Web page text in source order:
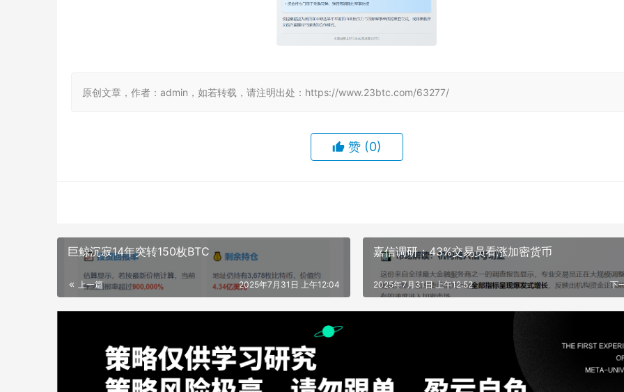
原创文章，作者：admin，如若转载，请注明出处：https://www.23btc.com/63277/
赞 (0)
巨鲸沉寂14年突转150枚BTC
上一篇 2025年7月31日 上午12:04
嘉信调研：43%交易员看涨加密货币
下
2025年7月31日 上午12:52